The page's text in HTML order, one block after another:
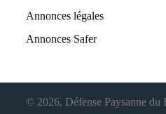
Annonces légales
Annonces Safer
© 2026, Défense Paysanne du